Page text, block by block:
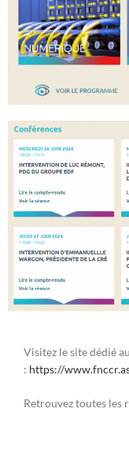
Visitez le site dédié
: https://
Retrouvez toutes les